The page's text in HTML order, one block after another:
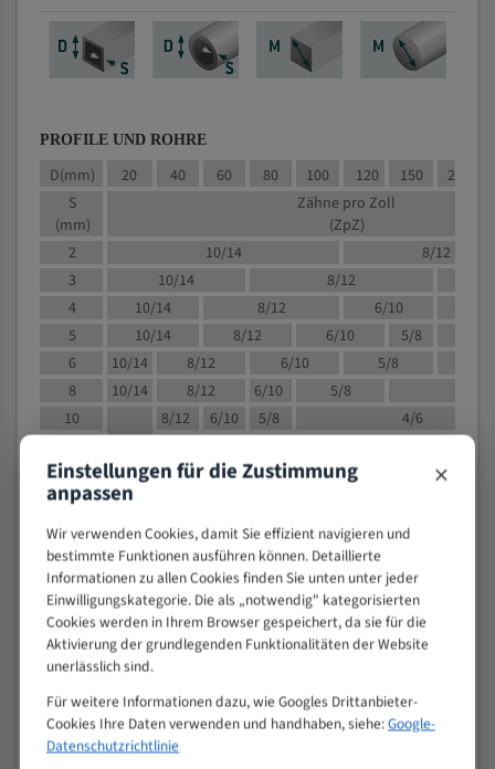
PROFILE UND ROHRE
D(mm) 20 40 60 80 100 120 150 200
S
(mm)
Zähne pro Zoll
(ZpZ)
2
10/14
8/12
3
10/14 8/12
4
10/14 8/12 6/10
5
10/14 8/12 6/10
5/8
6
10/14 8/12 6/10
5/8
8
10/14 8/12 6/10 5/8
10
8/12 6/10 5/8
4/6
15
8/12 6/10
4/5
20
30
4/5
50
80
> 100
VOLLMATERIAL
M (mm)
Zähne pro
Zoll (ZpZ))
>
10/14
Einstellungen für die Zustimmung
anpassen ×
Wir verwenden Cookies, damit Sie effizient navigieren und
bestimmte Funktionen ausführen können. Detaillierte
Informationen zu allen Cookies finden Sie unten unter jeder
Einwilligungskategorie. Die als „notwendig" kategorisierten
Cookies werden in Ihrem Browser gespeichert, da sie für die
Aktivierung der grundlegenden Funktionalitäten der Website
unerlässlich sind.
Für weitere Informationen dazu, wie Googles Drittanbieter-
Cookies Ihre Daten verwenden und handhaben, siehe:Google-
Datenschutzrichtlinie